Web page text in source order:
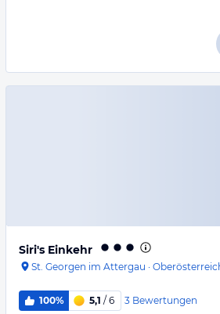
Siri's Einkehr
St. Georgen im Attergau ·
100% 5,1 / 6 3 Bewertungen